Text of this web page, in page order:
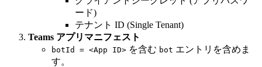
ード)
テナント ID (Single Tenant)
Teams アプリマニフェスト
botId = <App ID> を含む bot エントリを含めま
す。